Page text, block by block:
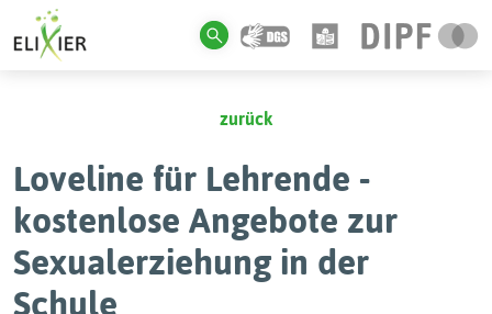
zurück
Loveline für Lehrende -
kostenlose Angebote zur
Sexualerziehung in der
Schule